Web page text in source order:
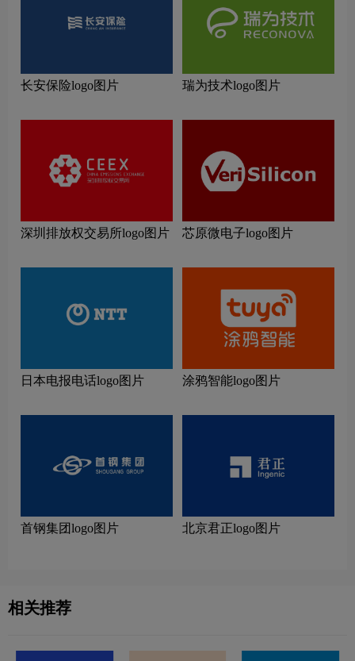
长安保险logo图片 瑞为技术logo图片
深圳排放权交易所logo图片 芯原微电子logo图片
日本电报电话logo图片 涂鸦智能logo图片
首钢集团logo图片 北京君正logo图片
相关推荐